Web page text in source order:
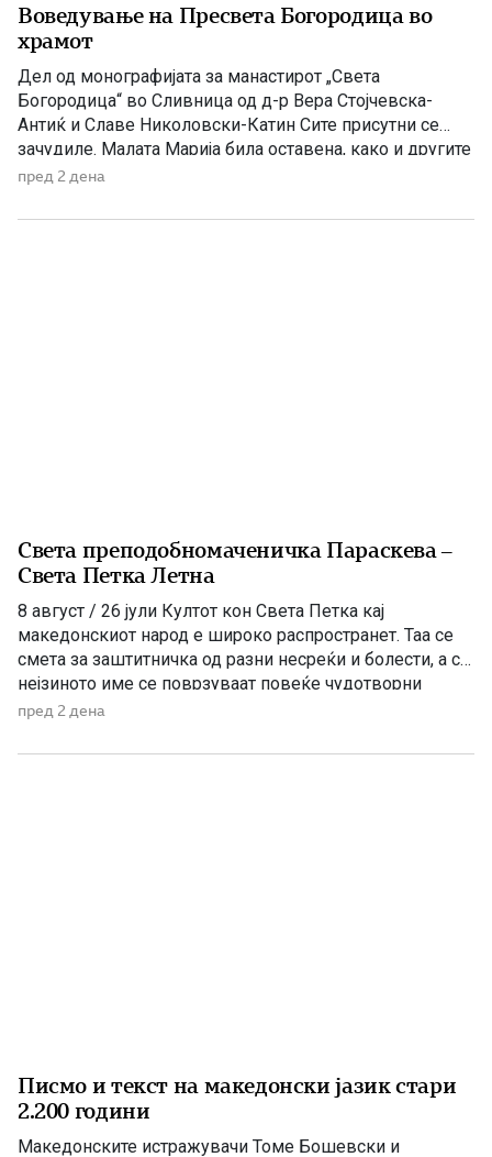
Воведување на Пресвета Богородица во
храмот
Дел од монографијата за манастирот „Света
Богородица“ во Сливница од д-р Вера Стојчевска-
Антиќ и Славе Николовски-Катин Сите присутни се
зачудиле. Малата Марија била оставена, како и другите
девици да живее во храмот. Таа се откажала од
починал на 80 години. Ана останала сама и се […]
пред 2 дена
Света преподобномаченичка Параскева –
Света Петка Летна
8 август / 26 јули Култот кон Света Петка кај
македонскиот народ е широко распространет. Таа се
смета за заштитничка од разни несреќи и болести, а со
нејзиното име се поврзуваат повеќе чудотворни
икони и лековити извори, познати како „петочни води“.
светителки со името Параскева – Петка, поради што
пред 2 дена
Писмо и текст на македонски јазик стари
2.200 години
Македонските истражувачи Томе Бошевски и